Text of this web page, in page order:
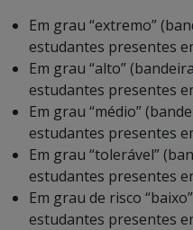
Em grau “extremo”
estudantes presentes
Em grau “alto”
estudantes presentes
Em grau “médio”
estudantes presentes
Em grau “tolerável”
estudantes presentes
Em grau de risco
estudantes presentes